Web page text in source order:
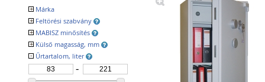
Bútorszéfek
Páncélszekrények
Bedobós értékszéfek
Szuperkasszák
Tűzálló széfek
Speciális széfek
Fegyverszekrények
+ Márka
WERTHEIM
+ Feltörési szabvány
EN 1143-1 I
ECB.S I
VdS 2450 I
VSÖ EN 1
+ MABISZ minősítés
Igen
+ Külső magasság, mm
- Űrtartalom, liter